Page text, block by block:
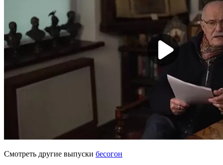
Смотреть другие выпуски бесогон